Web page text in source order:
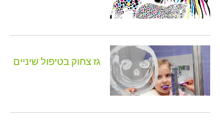
גז צחוק בטיפול שיניים